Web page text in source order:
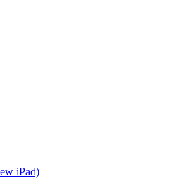
iPad)